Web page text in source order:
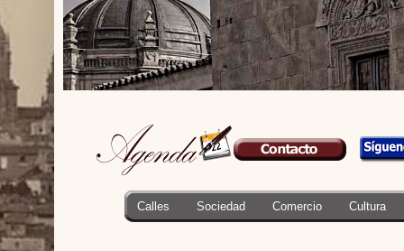
Calles Sociedad Comercio Cultura